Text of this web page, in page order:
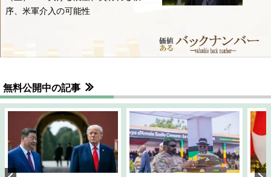
序、米軍介入の可能性
無料公開中の記事